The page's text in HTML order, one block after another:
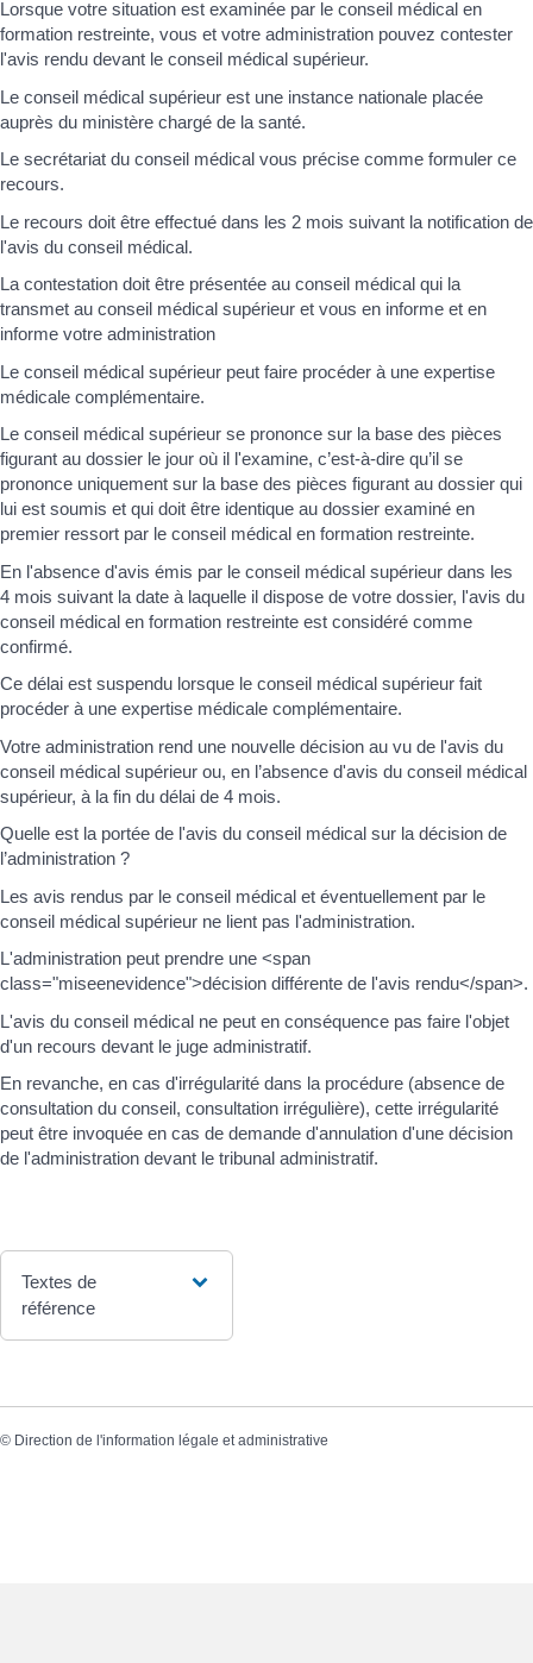
Lorsque votre situation est examinée par le conseil médical en
formation restreinte, vous et votre administration pouvez contester
l'avis rendu devant le conseil médical supérieur.
Le conseil médical supérieur est une instance nationale placée
auprès du ministère chargé de la santé.
Le secrétariat du conseil médical vous précise comme formuler ce
recours.
Le recours doit être effectué dans les 2 mois suivant la notification de
l'avis du conseil médical.
La contestation doit être présentée au conseil médical qui la
transmet au conseil médical supérieur et vous en informe et en
informe votre administration
Le conseil médical supérieur peut faire procéder à une expertise
médicale complémentaire.
Le conseil médical supérieur se prononce sur la base des pièces
figurant au dossier le jour où il l'examine, c’est-à-dire qu’il se
prononce uniquement sur la base des pièces figurant au dossier qui
lui est soumis et qui doit être identique au dossier examiné en
premier ressort par le conseil médical en formation restreinte.
En l'absence d'avis émis par le conseil médical supérieur dans les
4 mois suivant la date à laquelle il dispose de votre dossier, l'avis du
conseil médical en formation restreinte est considéré comme
confirmé.
Ce délai est suspendu lorsque le conseil médical supérieur fait
procéder à une expertise médicale complémentaire.
Votre administration rend une nouvelle décision au vu de l'avis du
conseil médical supérieur ou, en l’absence d'avis du conseil médical
supérieur, à la fin du délai de 4 mois.
Quelle est la portée de l'avis du conseil médical sur la décision de
l’administration ?
Les avis rendus par le conseil médical et éventuellement par le
conseil médical supérieur ne lient pas l'administration.
L'administration peut prendre une <span
class="miseenevidence">décision différente de l'avis rendu</span>.
L'avis du conseil médical ne peut en conséquence pas faire l'objet
d'un recours devant le juge administratif.
En revanche, en cas d'irrégularité dans la procédure (absence de
consultation du conseil, consultation irrégulière), cette irrégularité
peut être invoquée en cas de demande d'annulation d'une décision
de l'administration devant le tribunal administratif.
Textes de
référence
© Direction de l'information légale et administrative